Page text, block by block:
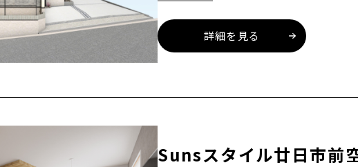
詳細を見る
Sunsスタイル廿日市前